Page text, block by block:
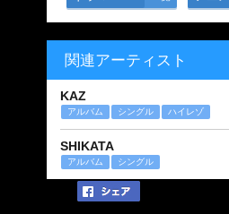
関連アーティスト
KAZ
アルバム シングル ハイレゾ
SHIKATA
アルバム シングル